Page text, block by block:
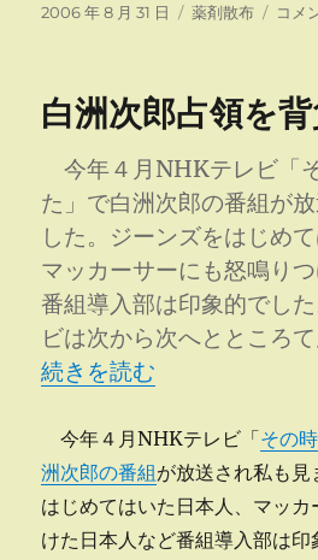
投
2006 年 8 月 31 日
カ
ー
薬剤散布
サ
ボ
ダ
剤
散
布
コメ
白洲次郎占領を
今年４月NHKテレビ「
た」で白洲次郎の番組が
した。ジーンズをはじめて
マッカーサーにも怒鳴り
番組導入部は印象的でし
ビは次から次へとところ
“白洲次郎占領を背負った
続きを読む
今年４月NHKテレビ「その
洲次郎の番組が放送され私も
はじめてはいた日本人、マッ
けた日本人など番組導入部は